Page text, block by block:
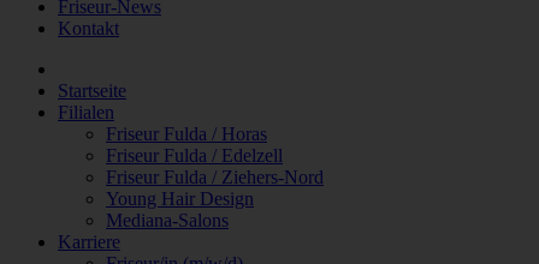
Friseur-News
Kontakt
Startseite
Filialen
Friseur Fulda / Horas
Friseur Fulda / Edelzell
Friseur Fulda / Ziehers-Nord
Young Hair Design
Mediana-Salons
Karriere